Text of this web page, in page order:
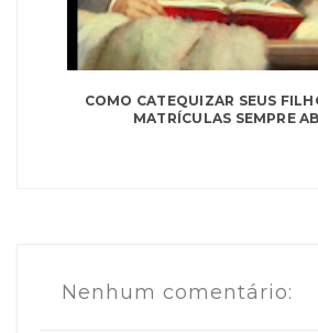
COMO CATEQUIZAR SEUS
MATRÍCULAS SEMPRE
Nenhum comentário: